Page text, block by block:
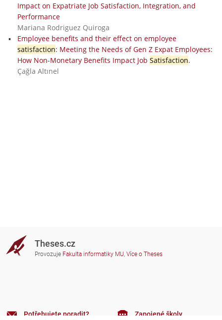
Impact on Expatriate Job Satisfaction, Integration, and
Performance
Mariana Rodriguez Quiroga
Employee benefits and their effect on employee
satisfaction: Meeting the Needs of Gen Z Expat Employees:
How Non-Monetary Benefits Impact Job Satisfaction.
Çağla Altınel
Theses.cz
Provozuje Fakulta informatiky MU, Více o Theses
Potřebujete poradit? Zapojené školy